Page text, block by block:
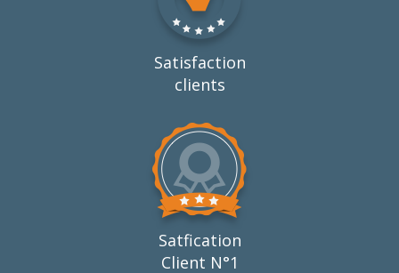
Satisfaction
clients
Satfication
Client N°1